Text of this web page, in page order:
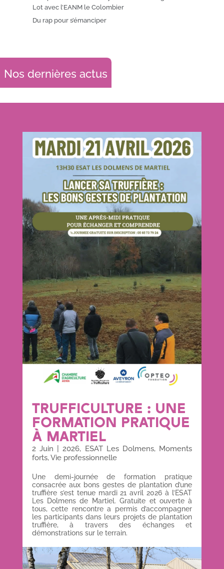
Lot avec l’EANM le Colombier
Du rap pour s’émanciper
Nos dernières actus
TRUFFICULTURE : UNE
FORMATION PRATIQUE
À MARTIEL
2 Juin |2026, ESAT Les Dolmens, Moments
forts,Vie professionnelle
Une demi-journée de formation pratique
consacrée aux bons gestes de plantation d’une
truffière s’est tenue mardi 21 avril 2026 à l’ESAT
Les Dolmens de Martiel. Gratuite et ouverte à
tous, cette rencontre a permis d’accompagner
les participants dans leurs projets de plantation
truffière, à travers des échanges et
démonstrations sur le terrain.